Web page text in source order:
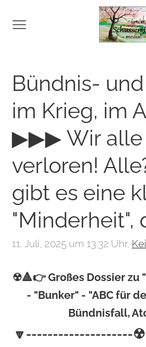
Bündnis-
im Krieg, im
▶▶▶ Wir alle
verloren!
gibt es eine
"Minderheit",
11. Juli, 2025 um 13:32 Uhr,
☢🔺👉 Großes Dossier zu
- "Bunker" - "ABC für
Bündnisfall,
🔽 --------------------☢